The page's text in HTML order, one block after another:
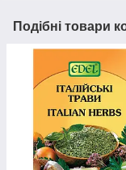
Подібні товари